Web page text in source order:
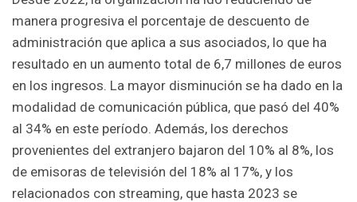
manera progresiva el porcentaje de descuento de
administración que aplica a sus asociados, lo que ha
resultado en un aumento total de 6,7 millones de euros
en los ingresos. La mayor disminución se ha dado en la
modalidad de comunicación pública, que pasó del 40%
al 34% en este período. Además, los derechos
provenientes del extranjero bajaron del 10% al 8%, los
de emisoras de televisión del 18% al 17%, y los
relacionados con streaming, que hasta 2023 se